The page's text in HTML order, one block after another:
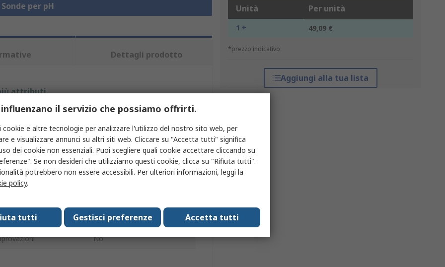
per pH Unità Per unità
1 + 49,09 €
*prezzo indicativo
Aggiungi alla tua lista
Dettagli prodotto
attributi.
Valore
Hanna Instruments
0 to 13 pH
Elettrodo analisi pH
PP
No
il servizio che possiamo offrirti.
cookie e altre tecnologie per analizzare l'utilizzo del nostro sito web, per
e visualizzare annunci su altri siti web. Cliccare su "Accetta tutti" significa
dei cookie non essenziali. Puoi scegliere quali cookie accettare cliccando su
Se non desideri che utilizziamo questi cookie, clicca su "Rifiuta tutti".
potrebbero non essere accessibili. Per ulteriori informazioni, leggi la
policy.
Accetta tutti
Gestisci preferenze
tutti